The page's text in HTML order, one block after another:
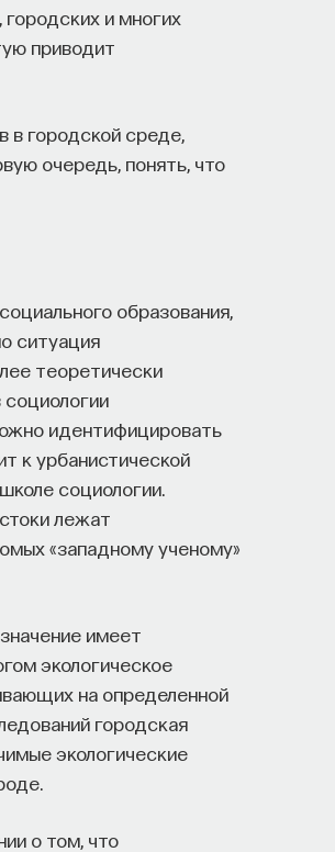
городских и многих
приводит
городской среде,
очередь, понять, что
образования,
ситуация
теоретически
идентифицировать
к урбанистической
социологии.
лежат
«западному ученому»
имеет
экологическое
на определенной
городская
экологические
о том, что